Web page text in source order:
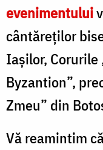
evenimentului
cântăreților
Iașilor, Corurile
Byzantion”,
Zmeu” din
Vă reamintim